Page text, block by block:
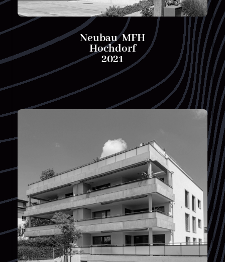
Neubau MFH
Hochdorf
2021